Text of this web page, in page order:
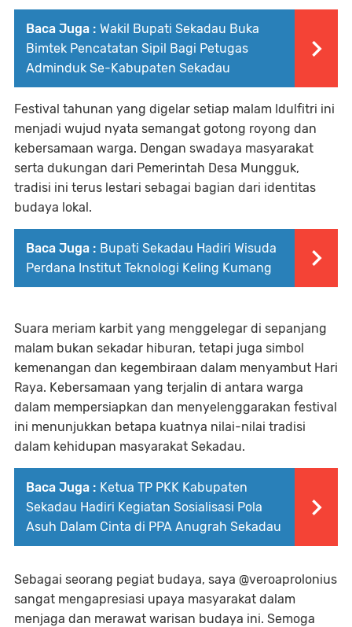
Baca Juga : Wakil Bupati Sekadau Buka
Bimtek Pencatatan Sipil Bagi Petugas
Adminduk Se-Kabupaten Sekadau
Festival tahunan yang digelar setiap malam Idulfitri ini
menjadi wujud nyata semangat gotong royong dan
kebersamaan warga. Dengan swadaya masyarakat
serta dukungan dari Pemerintah Desa Mungguk,
tradisi ini terus lestari sebagai bagian dari identitas
budaya lokal.
Baca Juga : Bupati Sekadau Hadiri Wisuda
Perdana Institut Teknologi Keling Kumang
Suara meriam karbit yang menggelegar di sepanjang
malam bukan sekadar hiburan, tetapi juga simbol
kemenangan dan kegembiraan dalam menyambut Hari
Raya. Kebersamaan yang terjalin di antara warga
dalam mempersiapkan dan menyelenggarakan festival
ini menunjukkan betapa kuatnya nilai-nilai tradisi
dalam kehidupan masyarakat Sekadau.
Baca Juga : Ketua TP PKK Kabupaten
Sekadau Hadiri Kegiatan Sosialisasi Pola
Asuh Dalam Cinta di PPA Anugrah Sekadau
Sebagai seorang pegiat budaya, saya @veroaprolonius
sangat mengapresiasi upaya masyarakat dalam
menjaga dan merawat warisan budaya ini. Semoga